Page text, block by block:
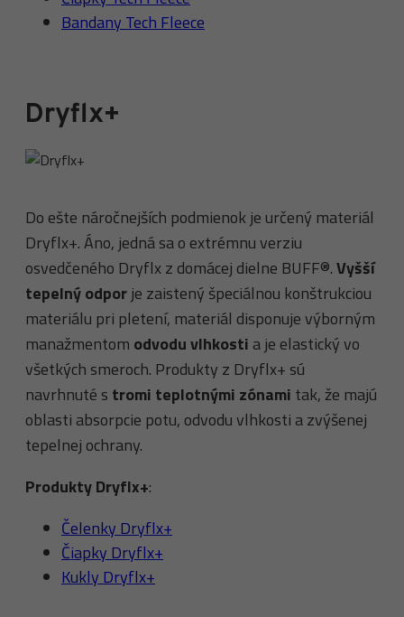
Bandany Tech Fleece
Dryflx+
Do ešte náročnejších podmienok je určený materiál
Dryflx+. Áno, jedná sa o extrémnu verziu
osvedčeného Dryflx z domácej dielne BUFF®.Vyšší
tepelný odporje zaistený špeciálnou konštrukciou
materiálu pri pletení, materiál disponuje výborným
manažmentom odvodu vlhkosti a je elastický vo
všetkých smeroch. Produkty z Dryflx+ sú
navrhnuté s tromi teplotnými zónami tak, že majú
oblasti absorpcie potu, odvodu vlhkosti a zvýšenej
tepelnej ochrany.
Produkty Dryflx+:
Čelenky Dryflx+
Čiapky Dryflx+
Kukly Dryflx+